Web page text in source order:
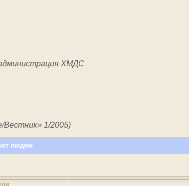
ХМДС
/Вестник» 1/2005)
людям